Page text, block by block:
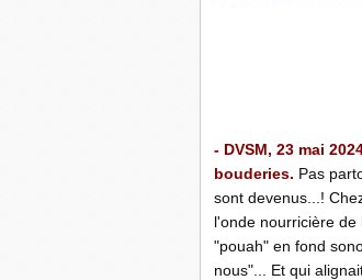
- DVSM, 23 mai
bouderies. Pas
sont devenus...!
l'onde nourricière
"pouah" en fond
nous"... Et qui